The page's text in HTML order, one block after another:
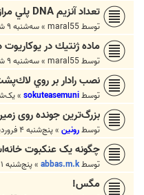
تعداد آنزيم DNA پلي مراز
توسطmaral55
»سه‌شنبه ۹ شهریور ۱۳۸۹, ۳:۲۸ ب.ظ
ماده ژنتيك در يوكاريوت
توسطmaral55
»سه‌شنبه ۹ شهریور ۱۳۸۹, ۱۰:۴۱ ق.ظ
نصب رادار بر روي
توسطsokuteasemuni
»یک‌شنبه ۱۱
بزرگ‌ترین جونده روی
توسطرونین »پنج‌شنبه ۴ فروردین ۱۳۹۰, ۳:۲۴ ب.ظ
چگونه یک عنکبوت
توسطabbas.m.k
»پنج‌شنبه ۲۱ بهمن ۱۳۸۹, ۱۲:۰۲ ق.ظ
مگس!